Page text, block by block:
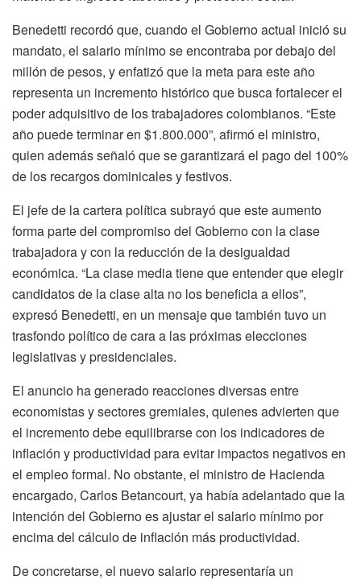
Benedetti recordó que, cuando el Gobierno actual inició su
mandato, el salario mínimo se encontraba por debajo del
millón de pesos, y enfatizó que la meta para este año
representa un incremento histórico que busca fortalecer el
poder adquisitivo de los trabajadores colombianos. “Este
año puede terminar en $1.800.000”, afirmó el ministro,
quien además señaló que se garantizará el pago del 100%
de los recargos dominicales y festivos.
El jefe de la cartera política subrayó que este aumento
forma parte del compromiso del Gobierno con la clase
trabajadora y con la reducción de la desigualdad
económica. “La clase media tiene que entender que elegir
candidatos de la clase alta no los beneficia a ellos”,
expresó Benedetti, en un mensaje que también tuvo un
trasfondo político de cara a las próximas elecciones
legislativas y presidenciales.
El anuncio ha generado reacciones diversas entre
economistas y sectores gremiales, quienes advierten que
el incremento debe equilibrarse con los indicadores de
inflación y productividad para evitar impactos negativos en
el empleo formal. No obstante, el ministro de Hacienda
encargado, Carlos Betancourt, ya había adelantado que la
intención del Gobierno es ajustar el salario mínimo por
encima del cálculo de inflación más productividad.
De concretarse, el nuevo salario representaría un